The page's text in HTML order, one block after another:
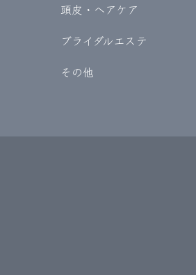
頭皮・ヘアケア
ブライダルエステ
その他